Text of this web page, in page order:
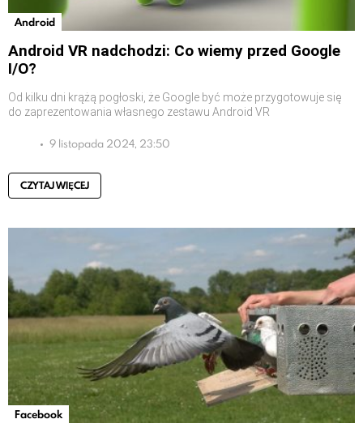
Android
Android VR nadchodzi: Co wiemy przed Google
I/O?
Od kilku dni krążą pogłoski, że Google być może przygotowuje się
do zaprezentowania własnego zestawu Android VR
9 listopada 2024, 23:50
CZYTAJ WIĘCEJ
Facebook